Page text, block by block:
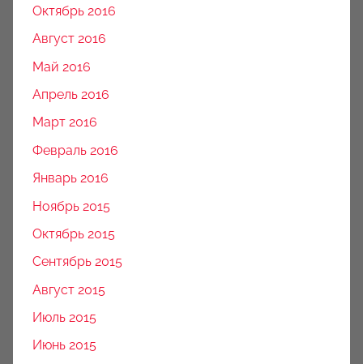
Октябрь 2016
Август 2016
Май 2016
Апрель 2016
Март 2016
Февраль 2016
Январь 2016
Ноябрь 2015
Октябрь 2015
Сентябрь 2015
Август 2015
Июль 2015
Июнь 2015